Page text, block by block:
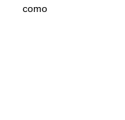
como